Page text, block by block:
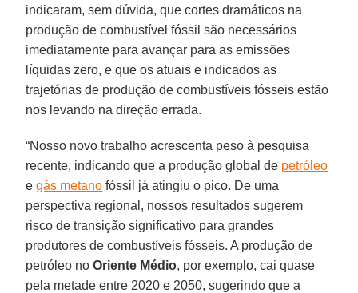
indicaram, sem dúvida, que cortes dramáticos na
produção de combustível fóssil são necessários
imediatamente para avançar para as emissões
líquidas zero, e que os atuais e indicados as
trajetórias de produção de combustíveis fósseis estão
nos levando na direção errada.
“Nosso novo trabalho acrescenta peso à pesquisa
recente, indicando que a produção global de petróleo
egás metano fóssil já atingiu o pico. De uma
perspectiva regional, nossos resultados sugerem
risco de transição significativo para grandes
produtores de combustíveis fósseis. A produção de
petróleo noOriente Médio, por exemplo, cai quase
pela metade entre 2020 e 2050, sugerindo que a